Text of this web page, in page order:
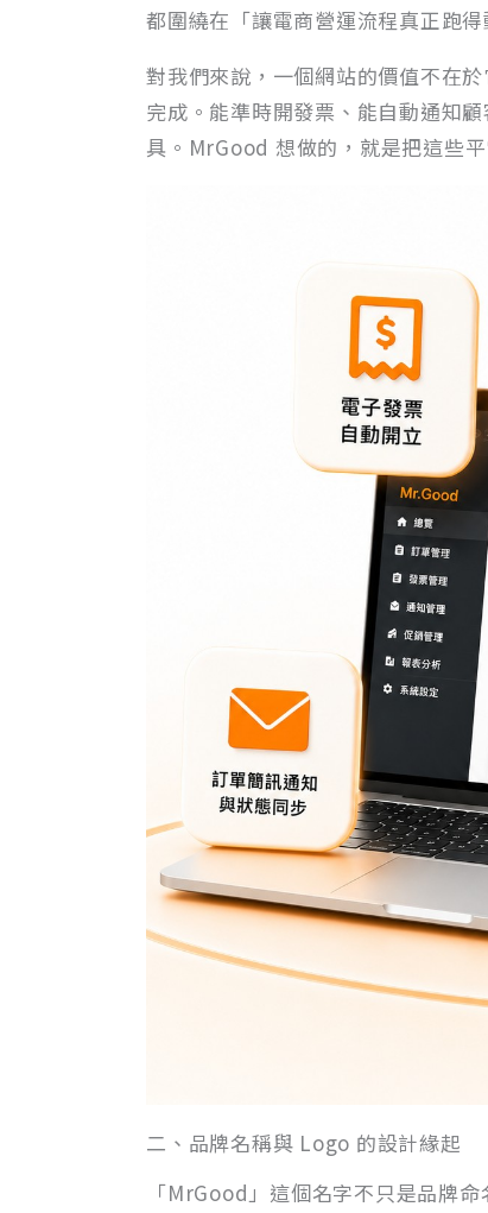
都圍繞在「讓電商營運流程真正跑得
對我們來說，一個網站的價值不在
完成。能準時開發票、能自動通知
具。MrGood 想做的，就是把這些
二、品牌名稱與 Logo 的設計緣起
「MrGood」這個名字不只是品牌